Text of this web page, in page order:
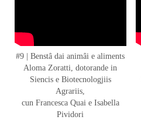
#9 | Benstâ dai animâi e aliments
Aloma Zoratti, dotorande in
Siencis e Biotecnologjiis
Agrariis,
cun Francesca Quai e Isabella
Pividori